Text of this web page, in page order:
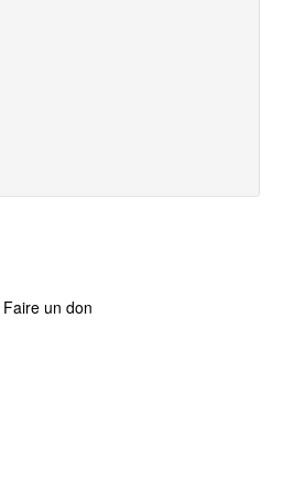
Faire un don